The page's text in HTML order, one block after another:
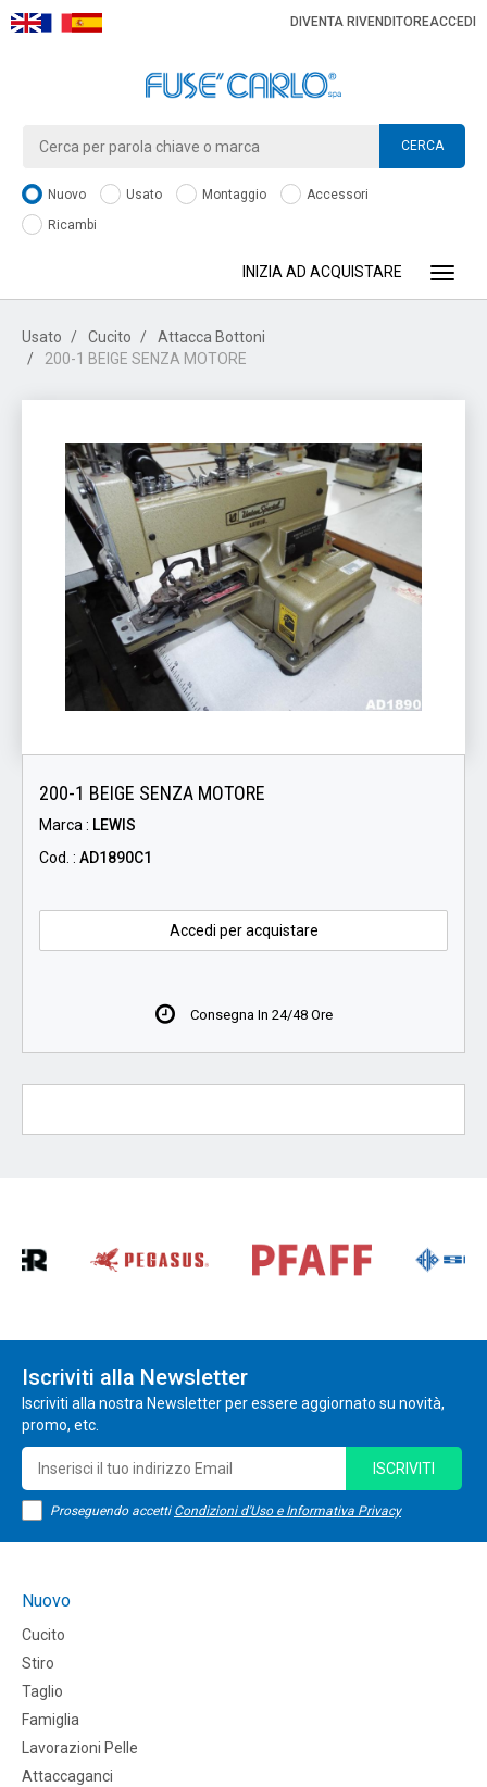
DIVENTA RIVENDITOREACCEDI
CERCA
Nuovo Usato Montaggio
Accessori
Ricambi
INIZIA AD ACQUISTARE
Usato Cucito
Attacca Bottoni
200-1 BEIGE SENZA MOTORE
200-1 BEIGE SENZA MOTORE
Marca : LEWIS
Cod. : AD1890C1
Accedi per acquistare
Consegna In 24/48 Ore
Iscriviti alla Newsletter
Iscriviti alla nostra Newsletter per essere aggiornato su novità,
promo, etc.
Proseguendo accetti Condizioni d'Uso e Informativa Privacy
ISCRIVITI
Nuovo
Cucito
Stiro
Taglio
Famiglia
Lavorazioni Pelle
Attaccaganci